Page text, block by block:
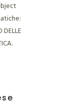
DELLE